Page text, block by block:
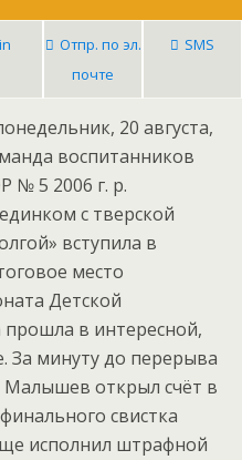
Отпр. по эл.
почте
SMS
20 августа,
воспитанников
№ 5 2006 г. р.
с тверской
вступила в
место
Детской
в интересной,
За минуту до перерыва
Малышев открыл счёт в
свистка
исполнил штрафной